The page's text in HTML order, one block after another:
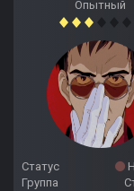
Опытный
Статус
Группа